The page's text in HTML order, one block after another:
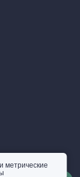
метрические